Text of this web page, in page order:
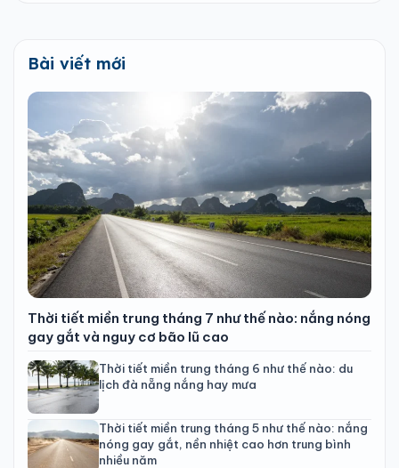
Bài viết mới
Thời tiết miền trung tháng 7 như thế nào: nắng nóng
gay gắt và nguy cơ bão lũ cao
Thời tiết miền trung tháng 6 như thế nào: du
lịch đà nẵng nắng hay mưa
Thời tiết miền trung tháng 5 như thế nào: nắng
nóng gay gắt, nền nhiệt cao hơn trung bình
nhiều năm